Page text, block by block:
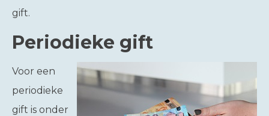
gift.
Periodieke gift
Voor een
periodieke
gift is onder